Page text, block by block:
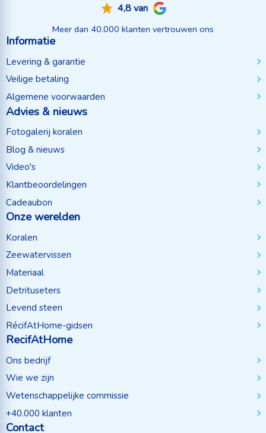
4,8 van
Meer dan 40.000 klanten vertrouwen ons
Informatie
Levering & garantie
Veilige betaling
Algemene voorwaarden
Advies & nieuws
Fotogalerij koralen
Blog & nieuws
Video's
Klantbeoordelingen
Cadeaubon
Onze werelden
Koralen
Zeewatervissen
Materiaal
Detrituseters
Levend steen
RécifAtHome-gidsen
RecifAtHome
Ons bedrijf
Wie we zijn
Wetenschappelijke commissie
+40.000 klanten
Contact